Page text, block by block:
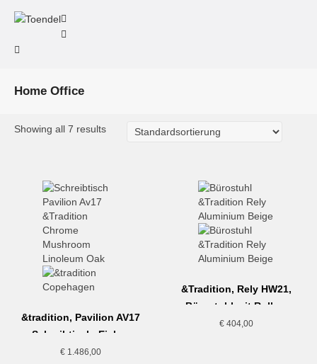
Home Office
Showing all 7 results
&tradition, Pavilion AV17
Schreibtisch, Eiche-
Mushroom, Chrom
€1.486,00
&Tradition, Rely HW21,
Bürostuhl mit Rollen,
Beige
€ 404,00